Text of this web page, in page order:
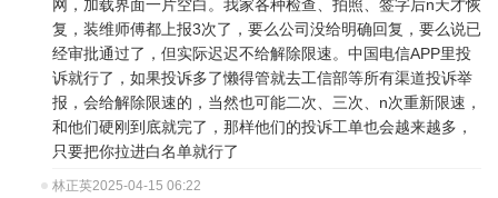
网，加载界面一片空白。我家各种检查、拍照、签字后n天才恢
复，装维师傅都上报3次了，要么公司没给明确回复，要么说已
经审批通过了，但实际迟迟不给解除限速。中国电信APP里投
诉就行了，如果投诉多了懒得管就去工信部等所有渠道投诉举
报，会给解除限速的，当然也可能二次、三次、n次重新限速，
和他们硬刚到底就完了，那样他们的投诉工单也会越来越多，
只要把你拉进白名单就行了
林正英2025-04-15 06:22